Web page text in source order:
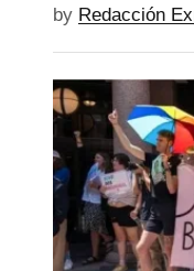
by Redacción